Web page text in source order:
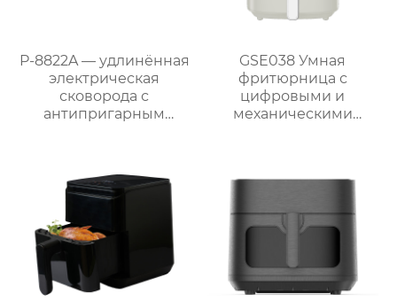
P-8822A — удлинённая
электрическая
сковорода с
антипригарным
для жира
GSE038 Умная
фритюрница с
цифровыми и
механическими